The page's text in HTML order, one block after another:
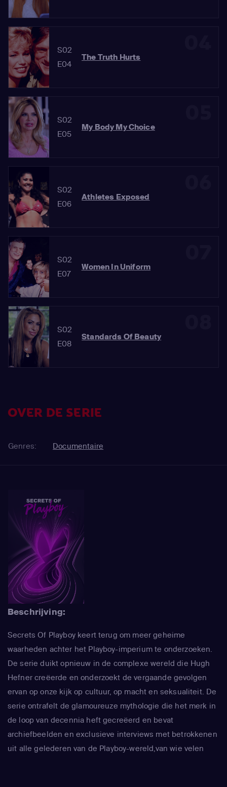
S02
E04
The Truth Hurts
S02
E05
My Body My Choice
S02
E06
Athletes Exposed
S02
E07
Women In Uniform
S02
E08
Standards Of Beauty
OVER DE SERIE
Genres: Documentaire
Beschrijving:
Secrets Of Playboy keert terug om meer geheime
waarheden achter het Playboy-imperium te onderzoeken.
De serie duikt opnieuw in de complexe wereld die Hugh
Hefner creëerde en onderzoekt de vergaande gevolgen
ervan op onze kijk op cultuur, op macht en seksualiteit. De
serie ontrafelt de glamoureuze mythologie die het merk in
de loop van decennia heft gecreëerd en bevat
archiefbeelden en exclusieve interviews met betrokkenen
uit alle gelederen van de Playboy-wereld,van wie velen